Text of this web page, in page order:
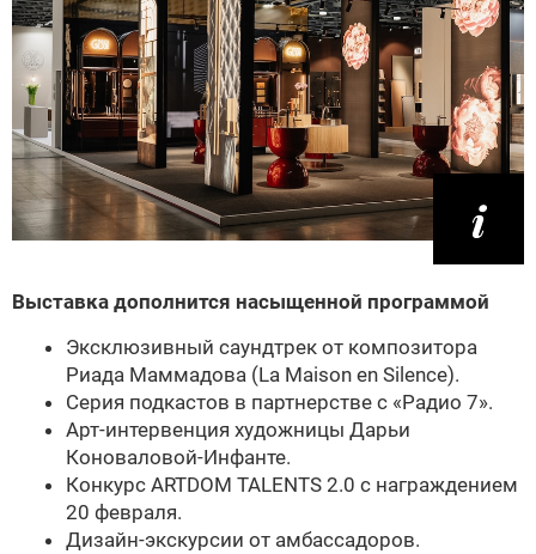
Выставка дополнится насыщенной программой
Эксклюзивный саундтрек от композитора
Риада Маммадова (La Maison en Silence).
Серия подкастов в партнерстве с «Радио 7».
Арт-интервенция художницы Дарьи
Коноваловой-Инфанте.
Конкурс ARTDOM TALENTS 2.0 с награждением
20 февраля.
Дизайн-экскурсии от амбассадоров.